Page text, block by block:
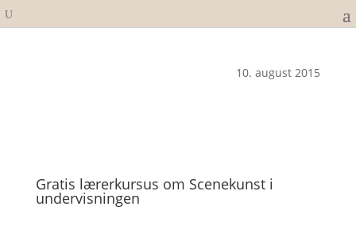
10. august 2015
Gratis lærerkursus om Scenekunst i
undervisningen